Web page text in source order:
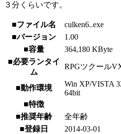
３分くらいです。
■ファイル名
culken6..exe
■バージョン
1.00
■容量
364,180 KByte
■必要ランタイ
ム
RPGツクール
■動作環境
Win XP/VISTA
64bit
■特徴
■推奨年齢
全年齢
■登録日
2014-03-01